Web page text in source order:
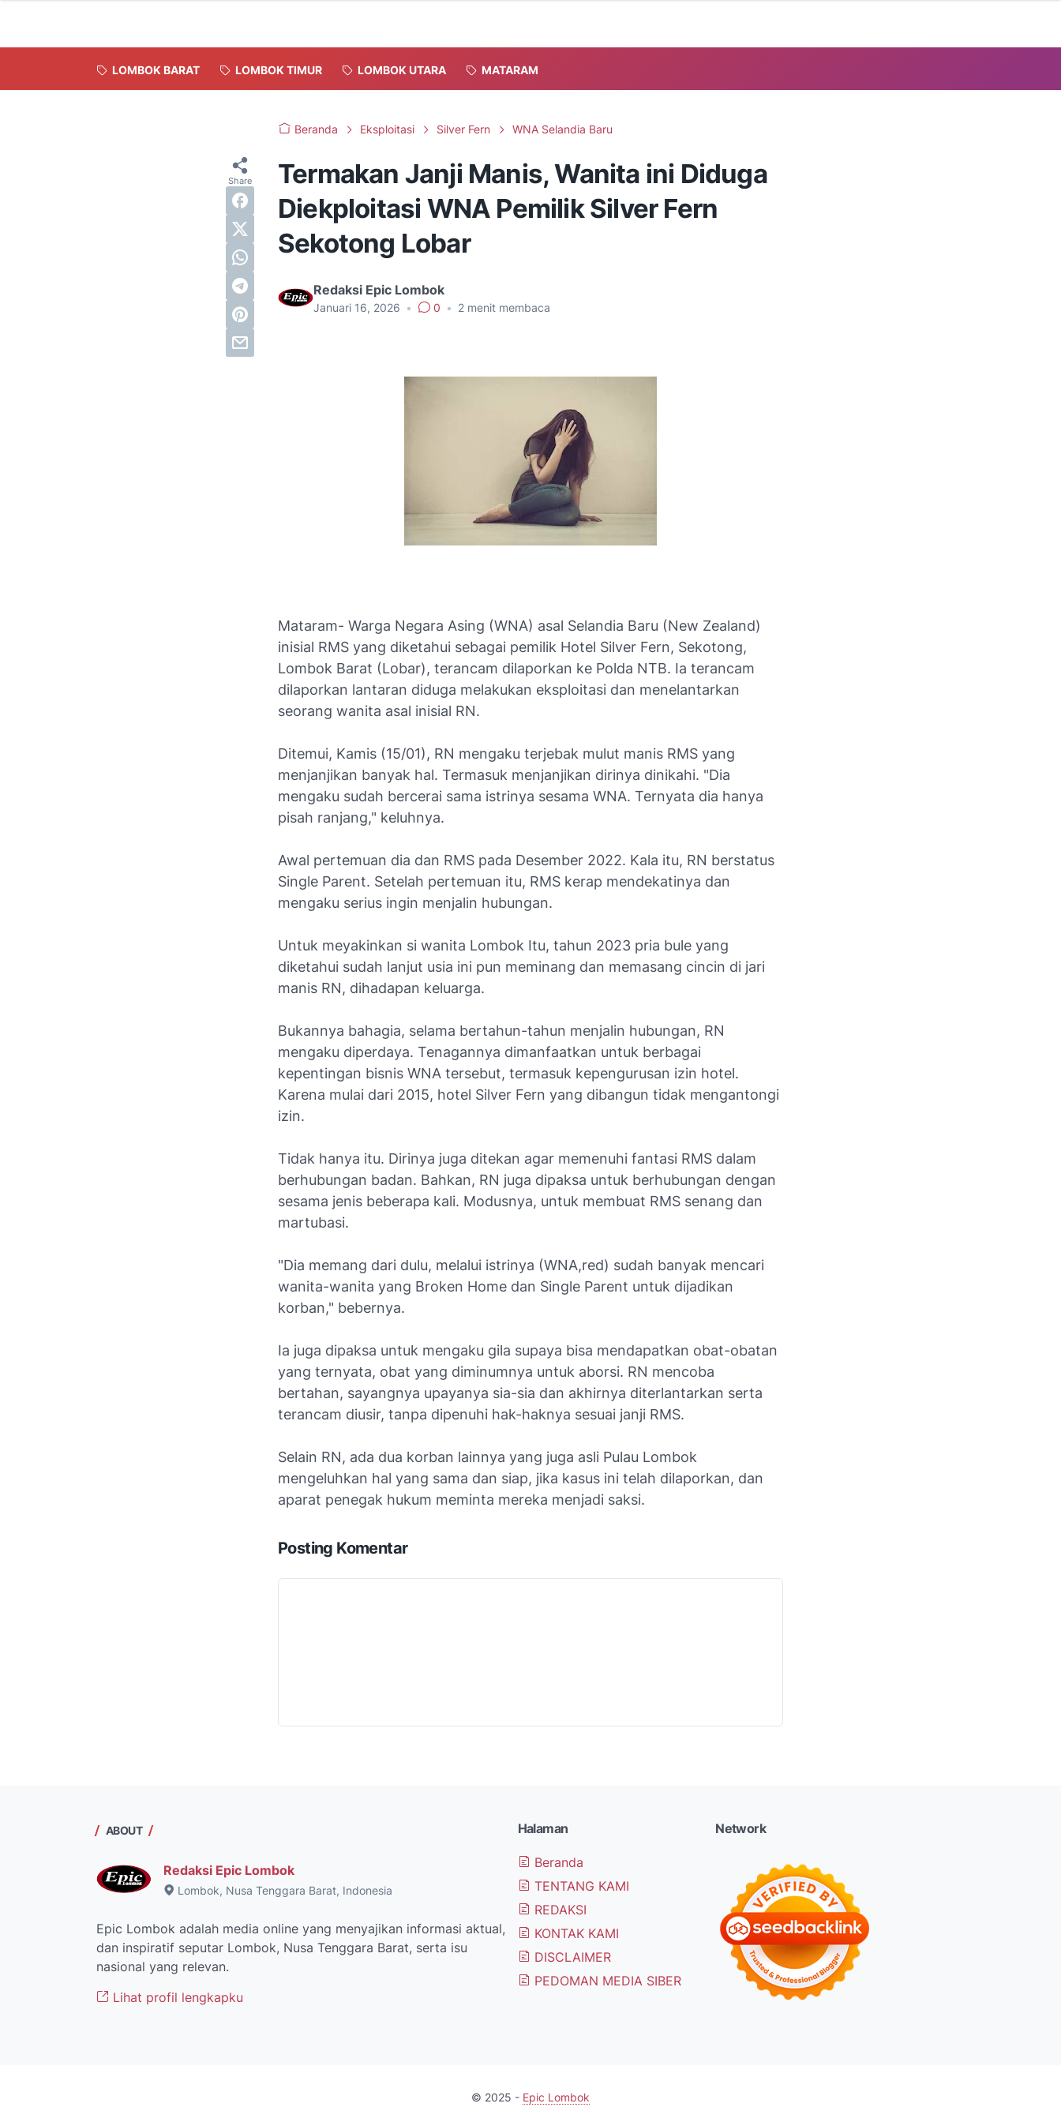
LOMBOK BARAT LOMBOK TIMUR LOMBOK UTARA MATARAM
Beranda Eksploitasi Silver Fern WNA Selandia Baru
Termakan Janji Manis, Wanita ini Diduga
Diekploitasi WNA Pemilik Silver Fern
Sekotong Lobar
Redaksi Epic Lombok
Januari 16, 2026 • 0 • 2 menit membaca
Mataram- Warga Negara Asing (WNA) asal Selandia Baru (New Zealand)
inisial RMS yang diketahui sebagai pemilik Hotel Silver Fern, Sekotong,
Lombok Barat (Lobar), terancam dilaporkan ke Polda NTB. Ia terancam
dilaporkan lantaran diduga melakukan eksploitasi dan menelantarkan
seorang wanita asal inisial RN.
Ditemui, Kamis (15/01), RN mengaku terjebak mulut manis RMS yang
menjanjikan banyak hal. Termasuk menjanjikan dirinya dinikahi. "Dia
mengaku sudah bercerai sama istrinya sesama WNA. Ternyata dia hanya
pisah ranjang," keluhnya.
Awal pertemuan dia dan RMS pada Desember 2022. Kala itu, RN berstatus
Single Parent. Setelah pertemuan itu, RMS kerap mendekatinya dan
mengaku serius ingin menjalin hubungan.
Untuk meyakinkan si wanita Lombok Itu, tahun 2023 pria bule yang
diketahui sudah lanjut usia ini pun meminang dan memasang cincin di jari
manis RN, dihadapan keluarga.
Bukannya bahagia, selama bertahun-tahun menjalin hubungan, RN
mengaku diperdaya. Tenagannya dimanfaatkan untuk berbagai
kepentingan bisnis WNA tersebut, termasuk kepengurusan izin hotel.
Karena mulai dari 2015, hotel Silver Fern yang dibangun tidak mengantongi
izin.
Tidak hanya itu. Dirinya juga ditekan agar memenuhi fantasi RMS dalam
berhubungan badan. Bahkan, RN juga dipaksa untuk berhubungan dengan
sesama jenis beberapa kali. Modusnya, untuk membuat RMS senang dan
martubasi.
"Dia memang dari dulu, melalui istrinya (WNA,red) sudah banyak mencari
wanita-wanita yang Broken Home dan Single Parent untuk dijadikan
korban," bebernya.
Ia juga dipaksa untuk mengaku gila supaya bisa mendapatkan obat-obatan
yang ternyata, obat yang diminumnya untuk aborsi. RN mencoba
bertahan, sayangnya upayanya sia-sia dan akhirnya diterlantarkan serta
terancam diusir, tanpa dipenuhi hak-haknya sesuai janji RMS.
Selain RN, ada dua korban lainnya yang juga asli Pulau Lombok
mengeluhkan hal yang sama dan siap, jika kasus ini telah dilaporkan, dan
aparat penegak hukum meminta mereka menjadi saksi.
Posting Komentar
ABOUT
Redaksi Epic Lombok
Lombok, Nusa Tenggara Barat, Indonesia
Epic Lombok adalah media online yang menyajikan informasi aktual,
dan inspiratif seputar Lombok, Nusa Tenggara Barat, serta isu
nasional yang relevan.
Lihat profil lengkapku
Halaman
Beranda
TENTANG KAMI
REDAKSI
KONTAK KAMI
DISCLAIMER
PEDOMAN MEDIA SIBER
Network
© 2025 - Epic Lombok